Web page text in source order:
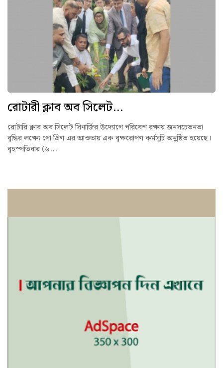
রোটারী ক্লাব অব সিলেট...
রোটারি ক্লাব অব সিলেট সিনার্জির উদ্যোগে পরিবেশ রক্ষায় জনসচেতনতা
বৃদ্ধির লক্ষ্যে গো গ্রিণ এর আওতায় এক বৃক্ষরোপণ কর্মসূচি অনুষ্ঠিত হয়েছে।
বৃহস্পতিবার (৬...